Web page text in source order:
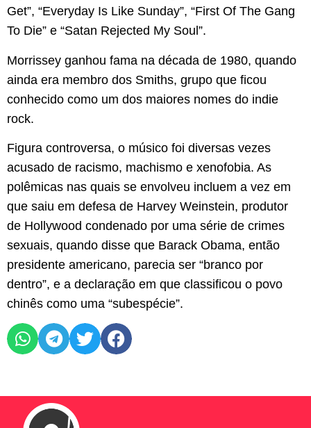
Get”, “Everyday Is Like Sunday”, “First Of The Gang
To Die” e “Satan Rejected My Soul”.
Morrissey ganhou fama na década de 1980, quando
ainda era membro dos Smiths, grupo que ficou
conhecido como um dos maiores nomes do indie
rock.
Figura controversa, o músico foi diversas vezes
acusado de racismo, machismo e xenofobia. As
polêmicas nas quais se envolveu incluem a vez em
que saiu em defesa de Harvey Weinstein, produtor
de Hollywood condenado por uma série de crimes
sexuais, quando disse que Barack Obama, então
presidente americano, parecia ser “branco por
dentro”, e a declaração em que classificou o povo
chinês como uma “subespécie”.